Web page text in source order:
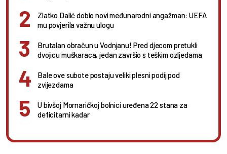
Zlatko Dalić dobio novi međunarodni angažman: UEFA
mu povjerila važnu ulogu
Brutalan obračun u Vodnjanu! Pred djecom pretukli
dvojicu muškaraca, jedan završio s teškim ozljedama
Bale ove subote postaju veliki plesni podij pod
zvijezdama
U bivšoj Mornaričkoj bolnici uređena 22 stana za
deficitarni kadar